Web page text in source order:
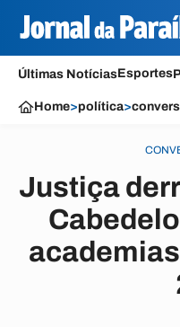
Últimas NotíciasEsportes
Home>política>
Justiça